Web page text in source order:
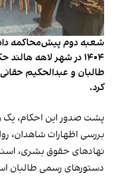
شعبه دوم پیش‌محاکمه
۱۴۰۴ در شهر لاهه
طالبان و عبدالحکیم
کرد.
پشت صدور این احکام، یک
بررسی اظهارات شاهدان،
نهادهای حقوق بشری،
دستورهای رسمی طالبان